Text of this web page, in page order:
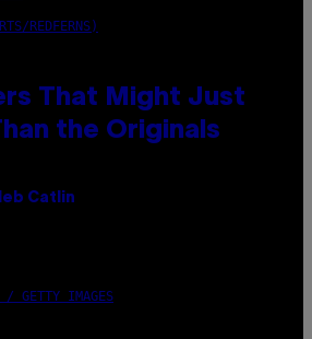
REDFERNS)
That Might Just
the Originals
Catlin
/ GETTY IMAGES